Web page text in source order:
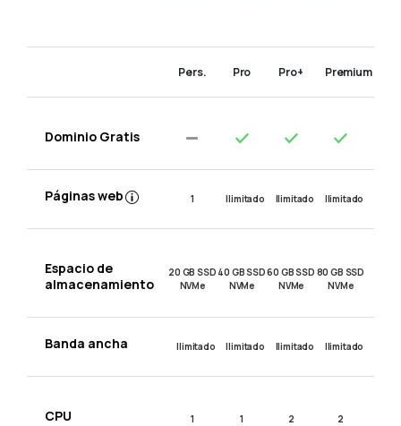
Pers. Pro Pro+ Premium
Dominio Gratis
Páginas web 1 Ilimitado Ilimitado Ilimitado
Espacio de
almacenamiento
20 GB SSD
NVMe
40 GB SSD
NVMe
60 GB SSD
NVMe
80 GB SSD
NVMe
Banda ancha Ilimitado Ilimitado Ilimitado Ilimitado
CPU 1 1 2 2